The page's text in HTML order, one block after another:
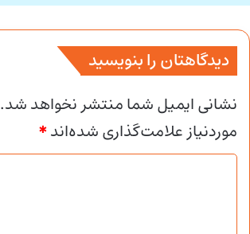
دیدگاهتان را بنویسید
نشانی ایمیل شما منتشر نخواهد شد.
موردنیاز علامت‌گذاری شده‌اند*